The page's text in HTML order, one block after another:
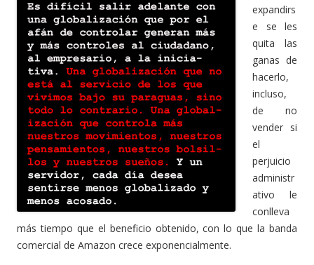
expandirs
e se les
quita las
ganas de
hacerlo,
incluso,
de no
vender si
el
perjuicio
administr
ativo le
conlleva
más tiempo que el beneficio obtenido, con lo que la banda
comercial de Amazon crece exponencialmente.